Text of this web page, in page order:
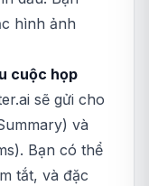
hình ảnh
cuộc họp
sẽ gửi cho
và
Bạn có thể
tắt, và đặc